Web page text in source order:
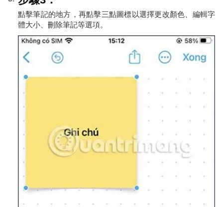
點擊筆記的地方，再點擊三點圖標以選擇更改顏色、編輯字
體大小、刪除筆記等選項。